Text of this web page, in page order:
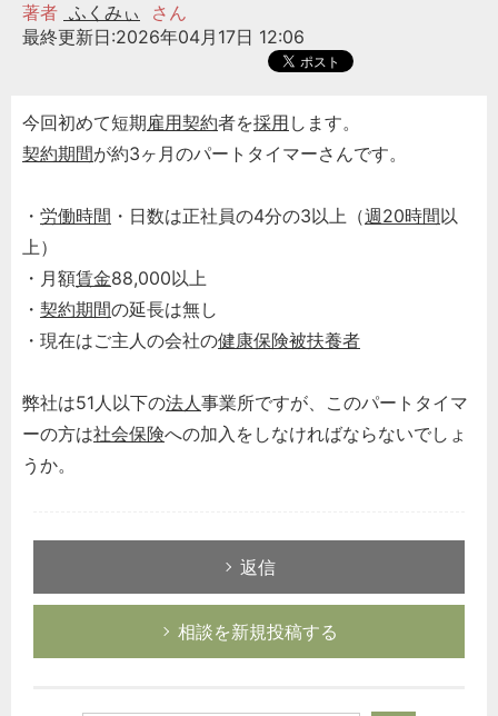
著者 ふくみぃ
さん
最終更新日:2026年04月17日 12:06
今回初めて短期雇用契約者を採用 します。
契約期間が約3ヶ月のパートタイマーさんです。
・ 労働時間 ・日数は正社員の4分の3以上（週20時間以
上）
・月額賃金88,000以上
・ 契約期間の延長は無し
・現在はご主人の会社の健康保険被扶養者
弊社は51人以下の法人事業所ですが、このパートタイマ
ーの方は社会保険への加入をしなければならないでしょ
うか。
返信
相談を新規投稿する